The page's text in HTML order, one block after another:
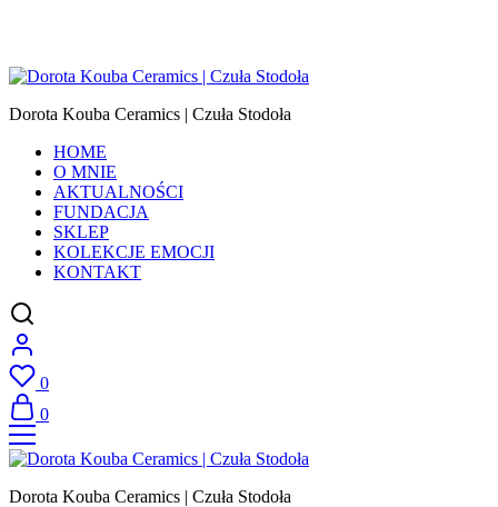
Dorota Kouba Ceramics | Czuła Stodoła
HOME
O MNIE
AKTUALNOŚCI
FUNDACJA
SKLEP
KOLEKCJE EMOCJI
KONTAKT
0
0
Dorota Kouba Ceramics | Czuła Stodoła